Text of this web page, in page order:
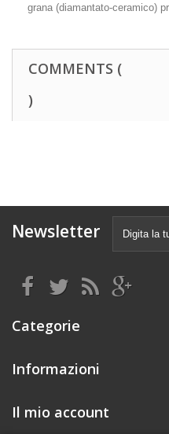
grana (diamantato-ceramico)
COMMENTS (
)
Newsletter
Categorie
Informazioni
Il mio account